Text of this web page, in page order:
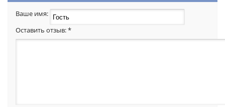
Ваше имя:
Оставить отзыв:*